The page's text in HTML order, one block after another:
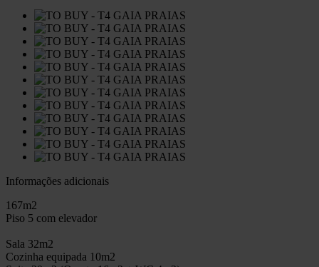
Informações adicionais
167m2
Piso 5 com elevador
Sala 32m2
Cozinha equipada 10m2